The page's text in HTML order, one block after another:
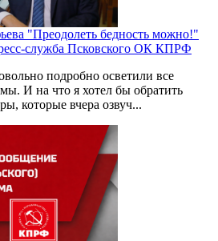
"Преодолеть бедность можно!"
служба Псковского ОК КПРФ
подробно осветили все
И на что я хотел бы обратить
которые вчера озвуч...